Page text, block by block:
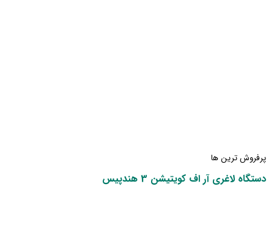
پرفروش ترین ها
دستگاه لاغری آر اف کویتیشن 3 هندپیس